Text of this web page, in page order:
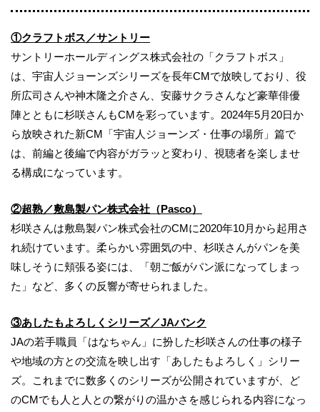
①クラフトボス／サントリー
サントリーホールディングス株式会社の「クラフトボス」
は、宇宙人ジョーンズシリーズを長年CMで放映しており、役
所広司さんや神木隆之介さん、安藤サクラさんなど豪華俳優
陣とともに杉咲さんもCMを彩っています。2024年5月20日か
ら放映された新CM「宇宙人ジョーンズ・仕事の場所」篇で
は、前編と後編で内容がガラッと変わり、視聴者を楽しませ
る構成になっています。
②超熟／敷島製パン株式会社（Pasco）
杉咲さんは敷島製パン株式会社のCMに2020年10月から起用さ
れ続けています。柔らかい雰囲気の中、杉咲さんがパンを美
味しそうに頬張る姿には、「朝ご飯がパン派になってしまっ
た」など、多くの反響が寄せられました。
③あしたもよろしくシリーズ／JAバンク
JAの若手職員「はなちゃん」に扮した杉咲さんの仕事の様子
や地域の方との交流を映し出す「あしたもよろしく」シリー
ズ。これまでに数多くのシリーズが公開されていますが、ど
のCMでも人と人との繋がりの温かさを感じられる内容になっ